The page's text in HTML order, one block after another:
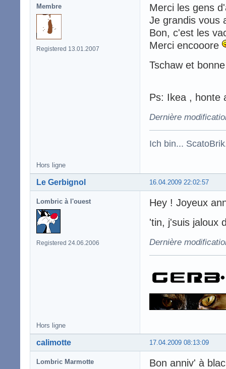
Membre
Registered 13.01.2007
Merci les gens
Je grandis vous
Bon, c'est les
Merci encooore
Tschaw et
Ps: Ikea , honte
Dernière
Ich bin...
Hors ligne
16.04.2009 22:02:57
Le Gerbignol
Lombric à l'ouest
Registered 24.06.2006
Hey ! Joyeux
'tin, j'suis jaloux
Dernière
Hors ligne
17.04.2009 08:13:09
calimotte
Lombric Marmotte
Bon anniv' à